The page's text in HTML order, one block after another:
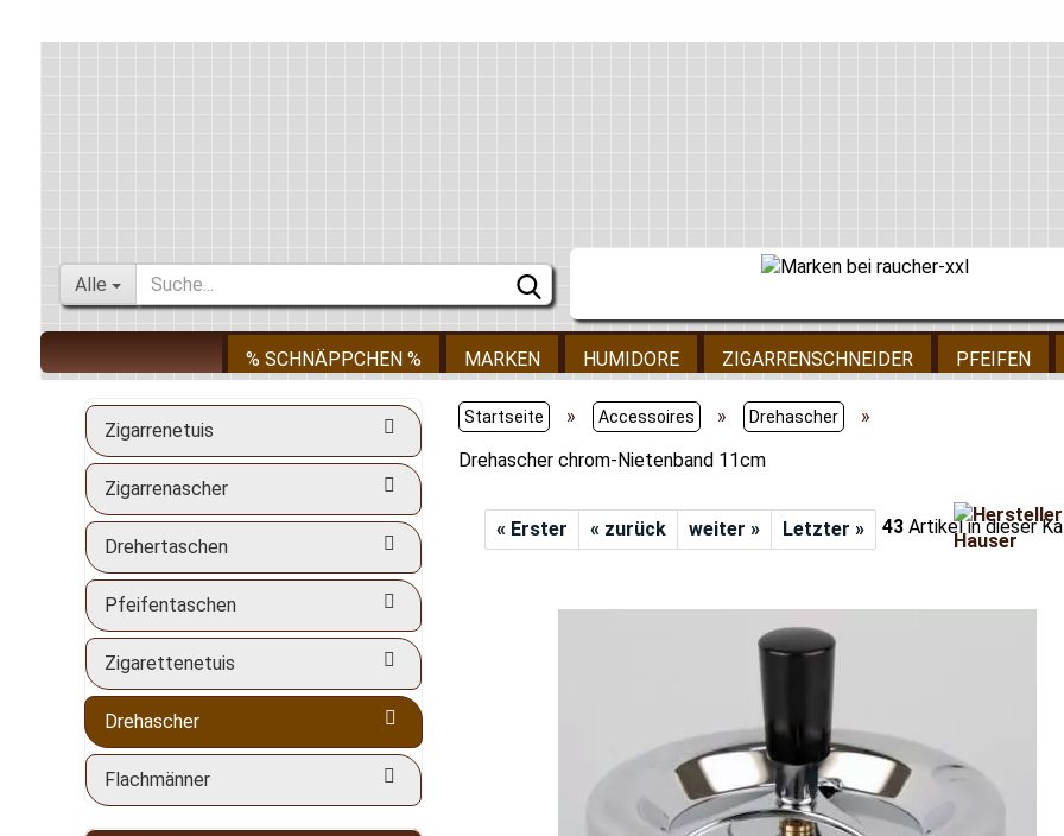
Alle
% SCHNÄPPCHEN % MARKEN HUMIDORE ZIGARRENSCHNEIDER PFEIFEN
Startseite » Accessoires » Drehascher
»
Drehascher chrom-Nietenband 11cm
« Erster « zurück weiter » Letzter » 43 Artikel in dieser
Zigarrenetuis
Zigarrenascher
Drehertaschen
Pfeifentaschen
Zigarettenetuis
Drehascher
Flachmänner